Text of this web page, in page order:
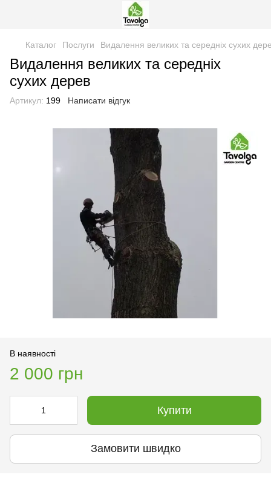
Каталог Послуги Видалення великих та середніх сухих
Видалення великих та середніх
сухих дерев
Артикул: 199 Написати відгук
В наявності
2 000 грн
Купити
Замовити швидко